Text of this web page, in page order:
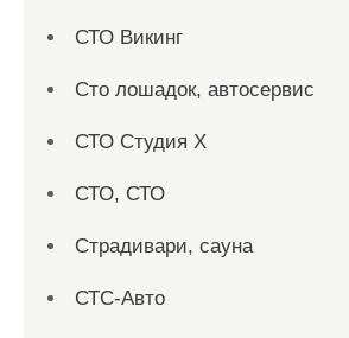
СТО Викинг
Сто лошадок, автосервис
СТО Студия Х
СТО, СТО
Страдивари, сауна
СТС-Авто